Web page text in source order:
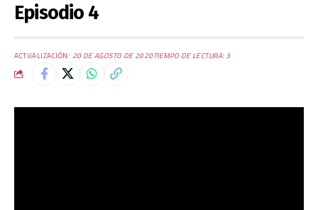
Episodio 4
ACTUALIZACIÓN: 20 DE AGOSTO DE 2020TIEMPO DE LECTURA: 3